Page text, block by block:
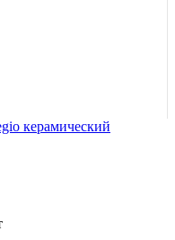
керамический